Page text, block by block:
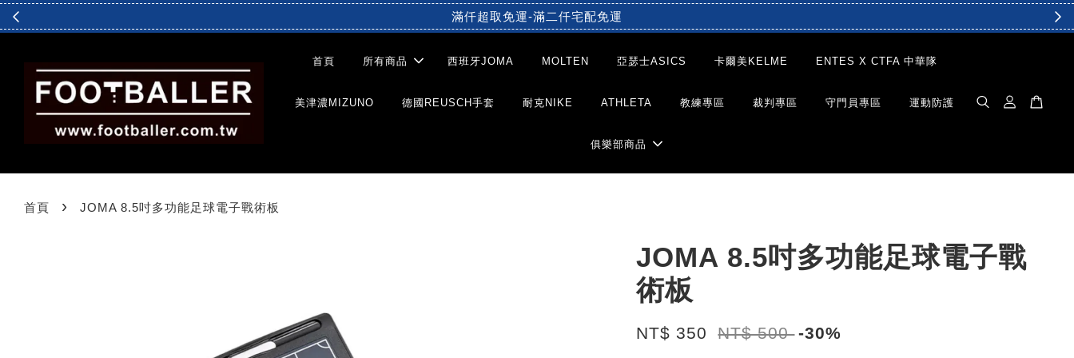
滿仟超取免運-滿二仟宅配免運
首頁 所有商品 西班牙JOMA MOLTEN 亞瑟士ASICS 卡爾美KELME ENTES X CTFA 中華隊
美津濃MIZUNO 德國REUSCH手套 耐克NIKE ATHLETA 教練專區 裁判專區 守門員專區 運動防護
俱樂部商品
首頁 › JOMA 8.5吋多功能足球電子戰術板
JOMA 8.5吋多功能足球電子戰
術板
NT$ 350 NT$ 500 -30%